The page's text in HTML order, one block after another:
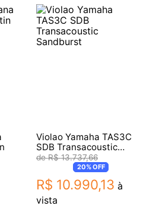
Violao Yamaha TAS3C
SDB Transacoustic
Sandburst
R$ 13.737,66
20%OFF
R$ 10.990,13 à
vista